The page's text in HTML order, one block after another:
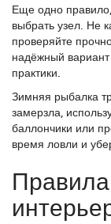
Еще одно
выбрать узел. Не
проверяйте
надёжный
практики.
Зимняя рыбалка
замерзла,
баллончики или
время ловли и